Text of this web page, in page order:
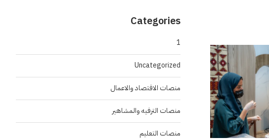
Categories
1
Uncategorized
منصات الاقتصاد والاعمال
منصات الترفيه والمشاهير
منصات التعليم